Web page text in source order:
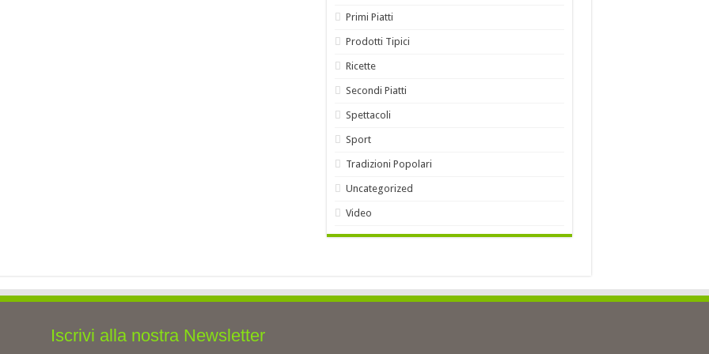
Primi Piatti
Prodotti Tipici
Ricette
Secondi Piatti
Spettacoli
Sport
Tradizioni Popolari
Uncategorized
Video
Iscrivi alla nostra Newsletter